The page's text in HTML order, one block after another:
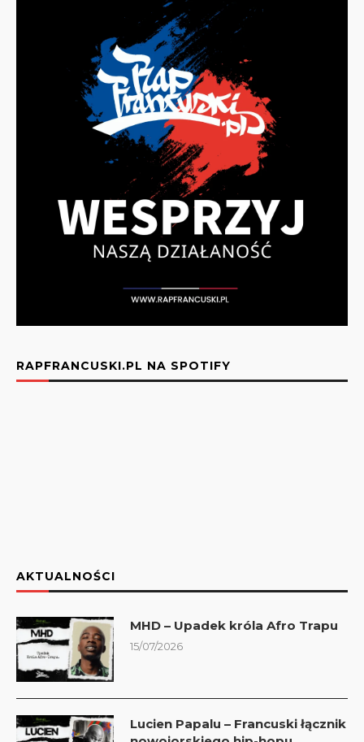
RAPFRANCUSKI.PL NA SPOTIFY
AKTUALNOŚCI
MHD – Upadek króla Afro Trapu
15/07/2026
Lucien Papalu – Francuski łącznik